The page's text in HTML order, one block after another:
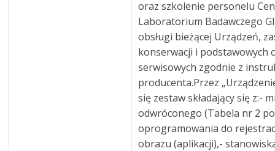
oraz szkolenie personelu
Laboratorium Badawczego
obsługi bieżącej Urządzeń,
konserwacji i podstawowych
serwisowych zgodnie z
producenta.Przez
się zestaw składający się z:-
odwróconego (Tabela nr 2
oprogramowania do
obrazu (aplikacji),-